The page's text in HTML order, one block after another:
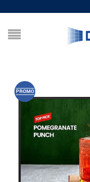
PROMO